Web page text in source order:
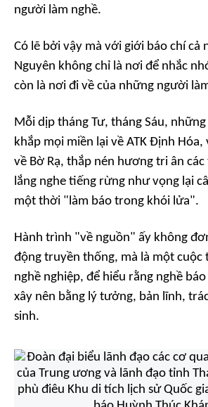
người làm nghề.
Có lẽ bởi vậy mà với giới báo chí cả
Nguyên không chỉ là nơi để nhắc
còn là nơi đi về của những người
Mỗi dịp tháng Tư, tháng Sáu,
khắp mọi miền lại về ATK Định Hóa,
về Bờ Rạ, thắp nén hương tri ân
lắng nghe tiếng rừng như vọng lại
một thời "làm báo trong khói lửa".
Hành trình "về nguồn" ấy không
động truyền thống, mà là một cuộc
nghề nghiệp, để hiểu rằng nghề
xây nên bằng lý tưởng, bản lĩnh,
sinh.